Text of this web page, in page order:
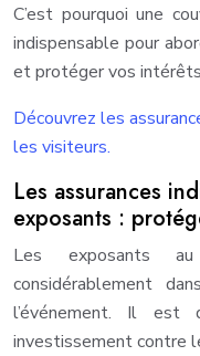
C’est pourquoi une
indispensable pour
et protéger vos
Découvrez les
les visiteurs.
Les assurances
exposants :
Les exposants
considérablement
l’événement. Il est
investissement contre